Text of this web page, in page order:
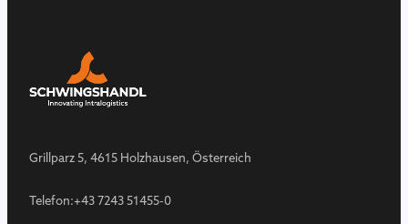
Grillparz 5, 4615 Holzhausen, Österreich
Telefon:+43 7243 51455-0